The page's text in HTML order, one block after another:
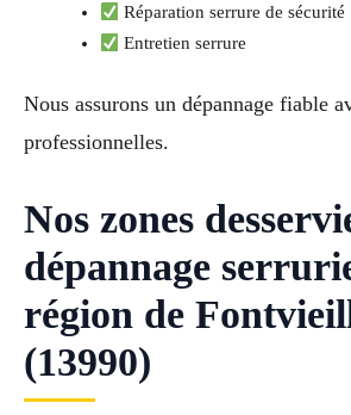
Réparation serrure de sécurité
Entretien serrure
Nous assurons un dépannage fiable
professionnelles.
Nos zones
dépannage
région de
(13990)